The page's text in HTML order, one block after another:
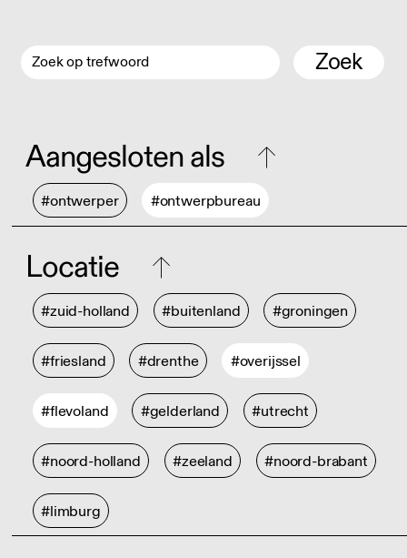
Zoek
Aangesloten als
#ontwerper #ontwerpbureau
Locatie
#zuid-holland #buitenland #groningen
#friesland #drenthe #overijssel
#flevoland #gelderland #utrecht
#noord-holland #zeeland #noord-brabant
#limburg